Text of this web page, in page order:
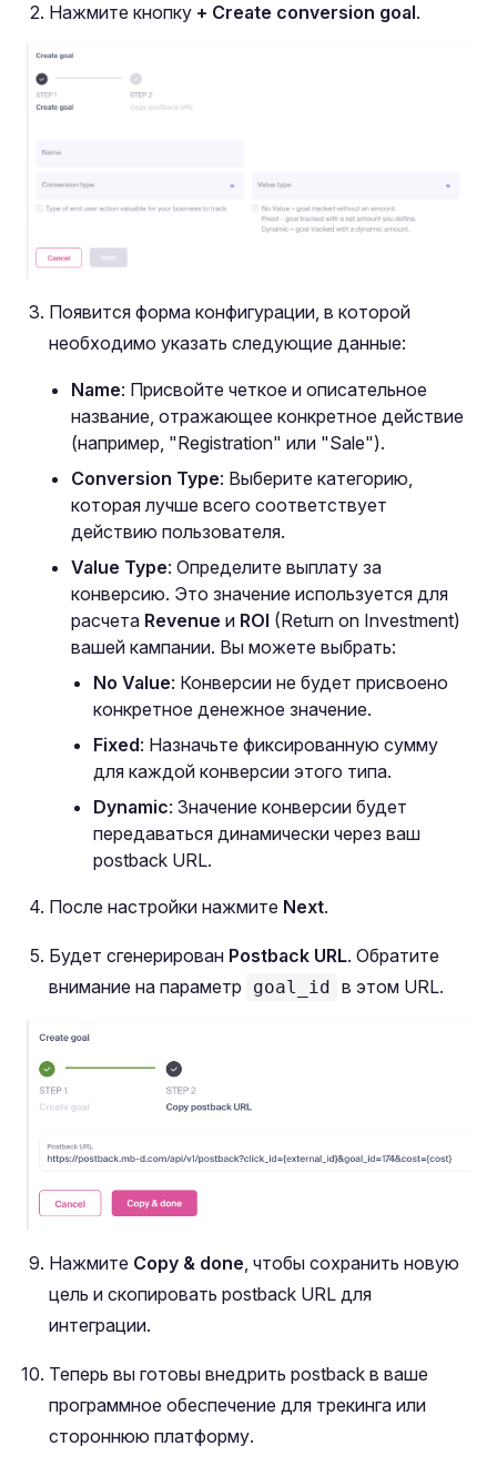
Нажмите кнопку + Create conversion goal.
Появится форма конфигурации, в которой
необходимо указать следующие данные:
Name: Присвойте четкое и описательное
название, отражающее конкретное действие
(например, "Registration" или "Sale").
Conversion Type: Выберите категорию,
которая лучше всего соответствует
действию пользователя.
Value Type: Определите выплату за
конверсию. Это значение используется для
расчета Revenue и ROI (Return on Investment)
вашей кампании. Вы можете выбрать:
No Value: Конверсии не будет присвоено
конкретное денежное значение.
Fixed: Назначьте фиксированную сумму
для каждой конверсии этого типа.
Dynamic: Значение конверсии будет
передаваться динамически через ваш
postback URL.
После настройки нажмите Next.
Будет сгенерирован Postback URL. Обратите
внимание на параметр
goal_id в этом URL.
Нажмите Copy & done , чтобы сохранить новую
цель и скопировать postback URL для
интеграции.
Теперь вы готовы внедрить postback в ваше
программное обеспечение для трекинга или
стороннюю платформу.